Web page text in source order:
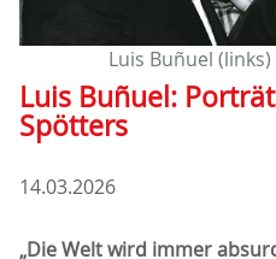
Luis Buñuel
Luis Buñuel:
Spötters
14.03.2026
Die Welt wird immer